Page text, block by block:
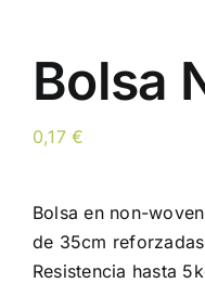
Bolsa
0,17€
Bolsa en non-
de 35cm
Resistencia hasta